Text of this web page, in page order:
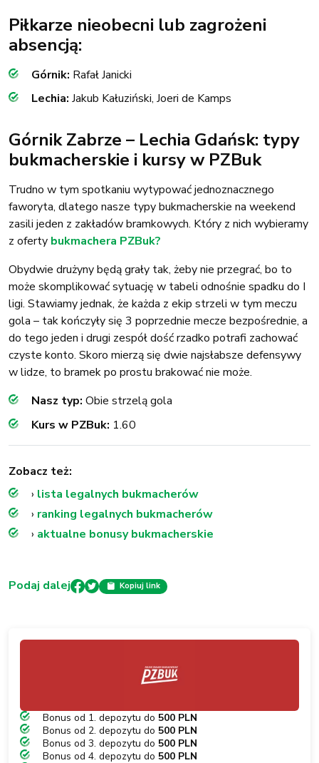
Piłkarze nieobecni lub zagrożeni
absencją:
Górnik: Rafał Janicki
Lechia: Jakub Kałuziński, Joeri de Kamps
Górnik Zabrze – Lechia Gdańsk: typy
bukmacherskie i kursy w PZBuk
Trudno w tym spotkaniu wytypować jednoznacznego
faworyta, dlatego nasze typy bukmacherskie na weekend
zasili jeden z zakładów bramkowych. Który z nich wybieramy
z oferty bukmachera PZBuk?
Obydwie drużyny będą grały tak, żeby nie przegrać, bo to
może skomplikować sytuację w tabeli odnośnie spadku do I
ligi. Stawiamy jednak, że każda z ekip strzeli w tym meczu
gola – tak kończyły się 3 poprzednie mecze bezpośrednie, a
do tego jeden i drugi zespół dość rzadko potrafi zachować
czyste konto. Skoro mierzą się dwie najsłabsze defensywy
w lidze, to bramek po prostu brakować nie może.
Nasz typ: Obie strzelą gola
Kurs w PZBuk: 1.60
Zobacz też:
› lista legalnych bukmacherów
› ranking legalnych bukmacherów
› aktualne bonusy bukmacherskie
Podaj dalej Kopiuj link
Bonus od 1. depozytu do 500 PLN
Bonus od 2. depozytu do 500 PLN
Bonus od 3. depozytu do 500 PLN
Bonus od 4. depozytu do 500 PLN